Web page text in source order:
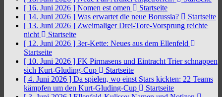
[ 16. Juni 2026 ] Nomen est omen
Startseite
[ 14. Juni 2026 ] Was erwartet die neue Borussia?
Startseite
[ 13. Juni 2026 ] Zweimaliger Drei-Tore-Vorsprung reichte
nicht
Startseite
[ 12. Juni 2026 ] 3er-Kette: Neues aus dem Ellenfeld
Startseite
[ 10. Juni 2026 ] FK Pirmasens und Eintracht Trier schnappen
sich Kurt-Gluding-Cup
Startseite
[ 4. Juni 2026 ] Da spielen, wo einst Stars kickten: 22 Teams
kämpfen um den Kurt-Gluding-Cup
Startseite